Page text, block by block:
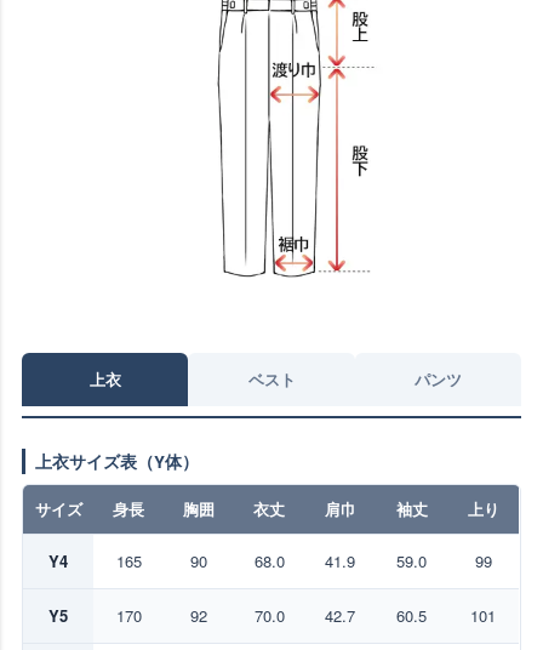
上衣 ベスト パンツ
上衣サイズ表（Y体）
サイズ 身長 胸囲 衣丈 肩巾 袖丈 上り
Y4 165 90 68.0 41.9 59.0 99
Y5 170 92 70.0 42.7 60.5 101